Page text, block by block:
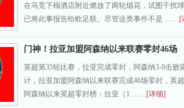
在马竞下榻酒店附近燃放了两轮烟花，试图干扰
已将此事报告给欧足联。尽管这类事件不是 ……[
门神！拉亚加盟阿森纳以来联赛零封46场
英超第35轮比赛，拉亚完成零封，阿森纳3-0击败
计，拉亚加盟阿森纳以来联赛完成46场零封，英
阿森纳以来英超零封榜：拉亚（1 ……[详细]